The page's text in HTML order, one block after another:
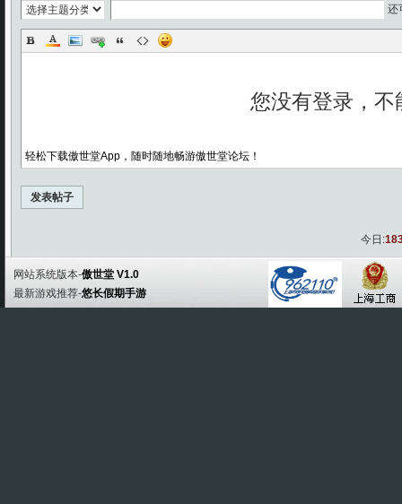
还
轻松下载傲世堂App，随时随地畅游傲世堂论坛！
发表帖子
今日:
网站系统版本-傲世堂 V1.0
最新游戏推荐-悠长假期手游